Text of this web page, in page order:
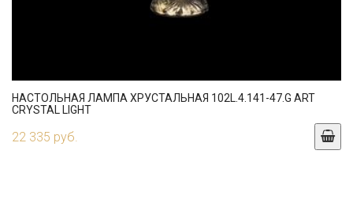
НАСТОЛЬНАЯ ЛАМПА ХРУСТАЛЬНАЯ 102L.4.141-47.G ART
CRYSTAL LIGHT
22 335 руб.